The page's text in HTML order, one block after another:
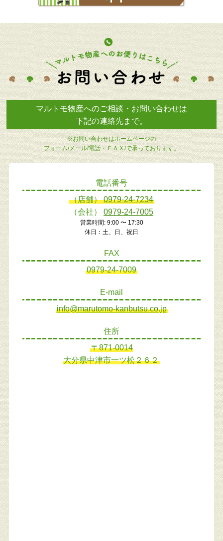
マルトモ物産へのご相談・お問い合わせは
下記の連絡先まで。
※お問い合わせはホームページの
フォーム/メール/電話・ＦＡＸ/で承っております。
電話番号
（店舗）0979-24-7234
（会社） 0979-24-7005
営業時間: 9:00 〜 17:30
休日：土、日、祝日
FAX
0979-24-7009
E-mail
info@marutomo-kanbutsu.co.jp
住所
〒871-0014
大分県中津市一ツ松２６２